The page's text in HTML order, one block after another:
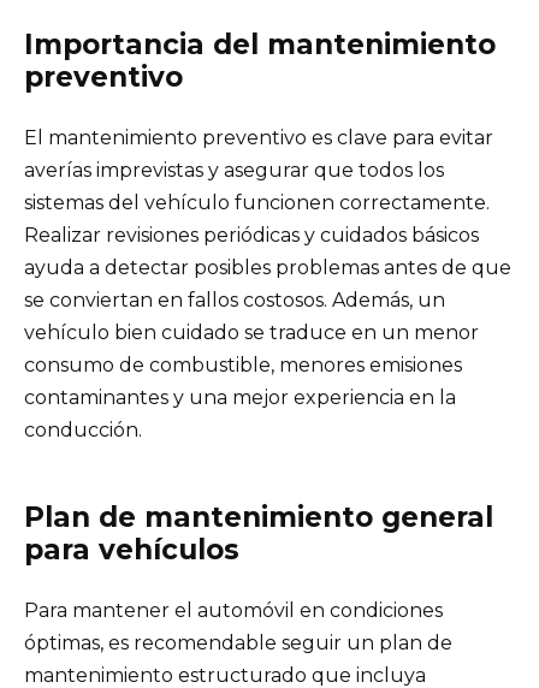
Importancia del mantenimiento
preventivo
El mantenimiento preventivo es clave para evitar
averías imprevistas y asegurar que todos los
sistemas del vehículo funcionen correctamente.
Realizar revisiones periódicas y cuidados básicos
ayuda a detectar posibles problemas antes de que
se conviertan en fallos costosos. Además, un
vehículo bien cuidado se traduce en un menor
consumo de combustible, menores emisiones
contaminantes y una mejor experiencia en la
conducción.
Plan de mantenimiento general
para vehículos
Para mantener el automóvil en condiciones
óptimas, es recomendable seguir un plan de
mantenimiento estructurado que incluya